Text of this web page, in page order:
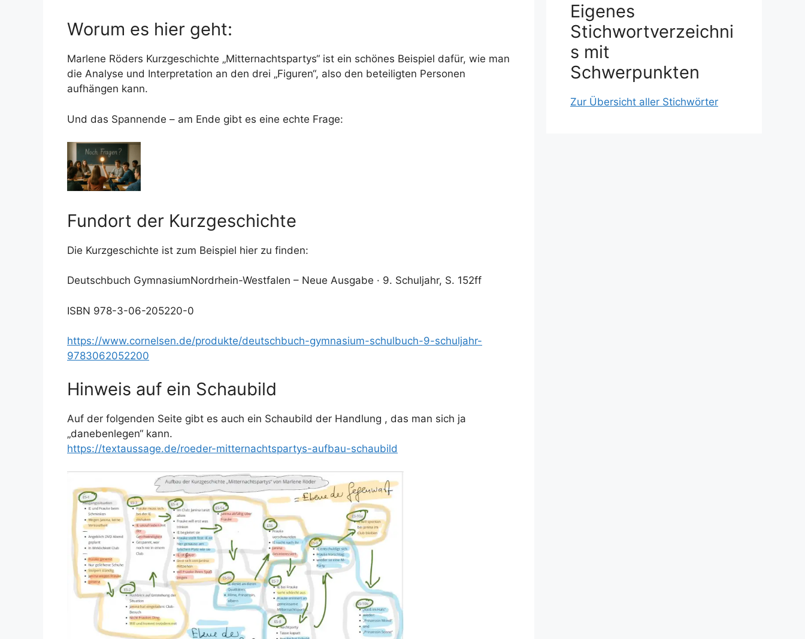
Worum es hier geht:
Marlene Röders Kurzgeschichte „Mitternachtspartys“ ist ein schönes Beispiel dafür, wie man
die Analyse und Interpretation an den drei „Figuren“, also den beteiligten Personen
aufhängen kann.
Und das Spannende – am Ende gibt es eine echte Frage:
Fundort der Kurzgeschichte
Die Kurzgeschichte ist zum Beispiel hier zu finden:
Deutschbuch GymnasiumNordrhein-Westfalen – Neue Ausgabe · 9. Schuljahr, S. 152ff
ISBN 978-3-06-205220-0
https://www.cornelsen.de/produkte/deutschbuch-gymnasium-schulbuch-9-schuljahr-
9783062052200
Hinweis auf ein Schaubild
Auf der folgenden Seite gibt es auch ein Schaubild der Handlung , das man sich ja
„danebenlegen“ kann.
https://textaussage.de/roeder-mitternachtspartys-aufbau-schaubild
Eigenes
Stichwortverzeichni
s mit
Schwerpunkten
Zur Übersicht aller Stichwörter